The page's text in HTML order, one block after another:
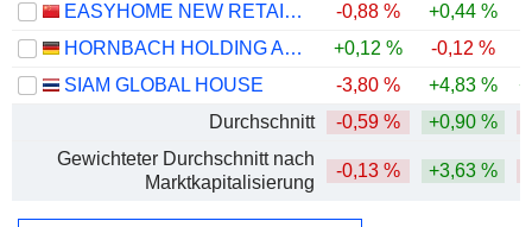
EASYHOME NEW RETAIL GROUP CORPORATION LIMITED
-0,88 % +0,44 %
HORNBACH HOLDING AG & CO. KGAA
+0,12 % -0,12 %
SIAM GLOBAL HOUSE
-3,80 % +4,83 %
Durchschnitt
-0,59 % +0,90 %
Gewichteter Durchschnitt nach
Marktkapitalisierung
-0,13 % +3,63 %